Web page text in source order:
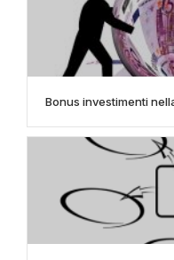
Bonus investimenti